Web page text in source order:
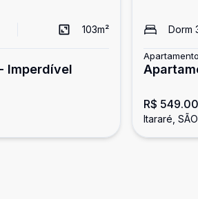
103m²
Imperdível
Dorm
Apartamento
R$
Itararé,